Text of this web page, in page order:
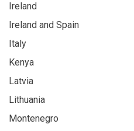
Ireland
Ireland and Spain
Italy
Kenya
Latvia
Lithuania
Montenegro